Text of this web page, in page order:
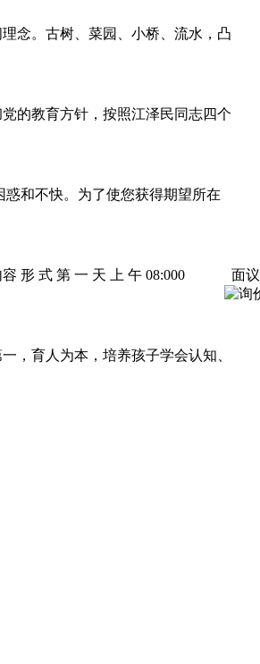
念。古树、菜园、小桥、流水，凸
的教育方针，按照江泽民同志四个
和不快。为了使您获得期望所在
形 式 第 一 天 上 午 08:000
面议
，育人为本，培养孩子学会认知、